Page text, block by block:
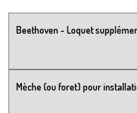
Beethoven - Loquet
Mèche (ou foret) pour